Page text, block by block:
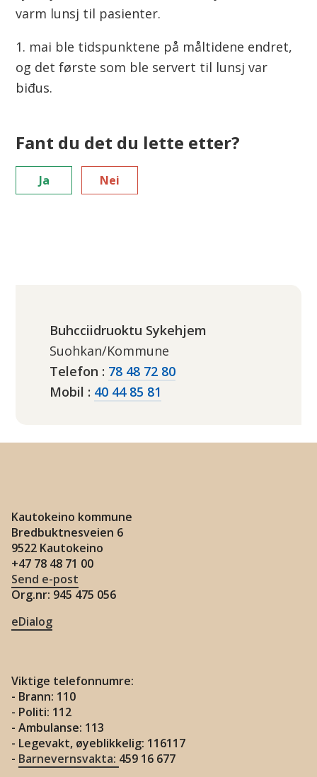
varm lunsj til pasienter.
1. mai ble tidspunktene på måltidene endret,
og det første som ble servert til lunsj var
biđus.
Fant du det du lette etter?
Ja Nei
Buhcciidruoktu Sykehjem
Suohkan/Kommune
Telefon
78 48 72 80
Mobil
40 44 85 81
Kautokeino kommune
Bredbuktnesveien 6
9522 Kautokeino
+47 78 48 71 00
Send e-post
Org.nr: 945 475 056
eDialog
Viktige telefonnumre:
- Brann: 110
- Politi: 112
- Ambulanse: 113
- Legevakt, øyeblikkelig: 116117
- Barnevernsvakta: 459 16 677